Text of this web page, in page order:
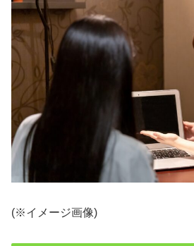
(※イメージ画像)